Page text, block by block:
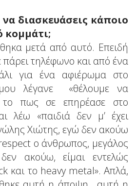
διασκευάσεις κάποιο
κομμάτι;
μετά από αυτό. Επειδή
πάρει τηλέφωνο και από ένα
για ένα αφιέρωμα στο
λέγανε «θέλουμε να
το πως σε επηρέασε στο
λέω «παιδιά δεν μ’ έχει
Χιώτης, εγώ δεν ακούω
ο άνθρωπος, μεγάλος
ακούω, είμαι εντελώς
και το heavy metal». Απλά,